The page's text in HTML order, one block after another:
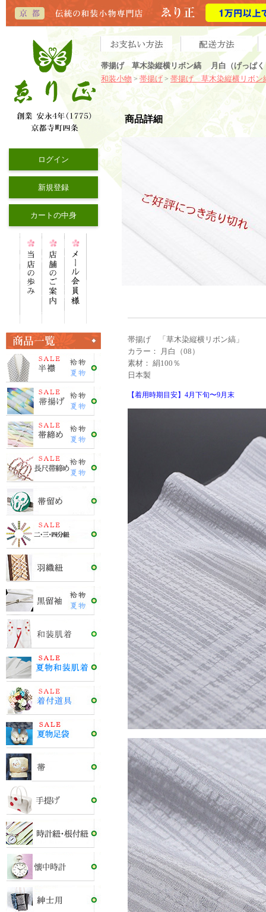
帯揚げ 草木染縦横リボン縞 月白（げっぱく
和装小物 > 帯揚げ > 帯揚げ 草木染縦横リボン
ログイン
新規登録
カートの中身
商品詳細
帯揚げ 「草木染縦横リボン縞」
カラー： 月白（08）
素材： 絹100％
日本製
【着用時期目安】4月下旬〜9月末